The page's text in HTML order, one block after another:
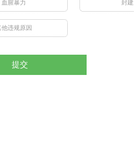
血腥暴力 封
他违规原因
提交